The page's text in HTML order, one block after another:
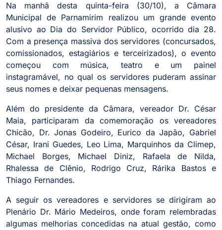
Na manhã desta quinta-feira (30/10), a Câmara
Municipal de Parnamirim realizou um grande evento
alusivo ao Dia do Servidor Público, ocorrido dia 28.
Com a presença massiva dos servidores (concursados,
comissionados, estagiários e terceirizados), o evento
começou com música, teatro e um painel
instagramável, no qual os servidores puderam assinar
seus nomes e deixar pequenas mensagens.
Além do presidente da Câmara, vereador Dr. César
Maia, participaram da comemoração os vereadores
Chicão, Dr. Jonas Godeiro, Eurico da Japão, Gabriel
César, Irani Guedes, Leo Lima, Marquinhos da Climep,
Michael Borges, Michael Diniz, Rafaela de Nilda,
Rhalessa de Clênio, Rodrigo Cruz, Rárika Bastos e
Thiago Fernandes.
A seguir os vereadores e servidores se dirigiram ao
Plenário Dr. Mário Medeiros, onde foram relembradas
algumas melhorias concedidas na atual gestão, como